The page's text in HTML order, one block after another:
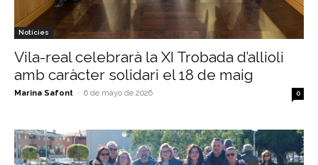
Notícies
Vila-real celebrarà la XI Trobada d’allioli
amb caràcter solidari el 18 de maig
Marina Safont - 6 de mayo de 2026 0